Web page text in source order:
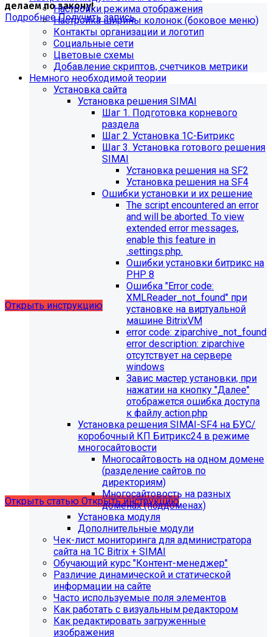
делаем по закону!
ПодробнееПолучить запись
Обновления в разделе
"Педагогический состав"
Для готовых решений, использующих модуль SIMAI-
SF4: Сведения об образовательной организации
выпущено обновление 1.14.11, согласно которому в
разделе "Педагогический состав"
можно разместить документ и скрыть таблицы.
Открыть инструкцию
будет ограничена поддержка продуктов на
PHP версии ниже 8.2.Рекомендуемая версия PHP - 8.4
будет ограничена поддержка продуктов на
MySql версии ниже 8.0.0.Рекомендуемая версия MySql
Открыть статью Открыть инструкцию
Настройки режима отображения
Настройка ширины колонок (боковое меню)
Контакты организации и логотип
Социальные сети
Цветовые схемы
Добавление скриптов, счетчиков метрики
Немного необходимой теории
Установка сайта
Установка решения SIMAI
Шаг 1. Подготовка корневого
раздела
Шаг 2. Установка 1С-Битрикс
Шаг 3. Установка готового решения
SIMAI
Установка решения на SF2
Установка решения на SF4
Ошибки установки и их решение
The script encountered an error
and will be aborted. To view
extended error messages,
enable this feature in
.settings.php.
Ошибки установки битрикс на
PHP 8
Ошибка "Error сode:
XMLReader_not_found" при
установке на виртуальной
машине BitrixVM
error сode: ziparchive_not_found
error description: ziparchive
отсутствует на сервере
windows
Завис мастер установки, при
нажатии на кнопку "Далее"
отображется ошибка доступа
к файлу action.php
Установка решения SIMAI-SF4 на БУС/
коробочный КП Битрикс24 в режиме
многосайтовости
Многосайтовость на одном домене
(разделение сайтов по
директориям)
Многосайтовость на разных
доменах (поддоменах)
Установка модуля
Дополнительные модули
Чек-лист мониторинга для администратора
сайта на 1С Bitrix + SIMAI
Обучающий курс "Контент-менеджер"
Различие динамической и статической
информации на сайте
Часто используемые поля элементов
Как работать с визуальным редактором
Как редактировать загруженные
изображения